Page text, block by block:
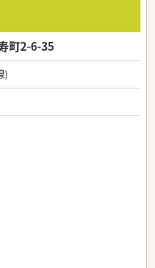
町2-6-35
)